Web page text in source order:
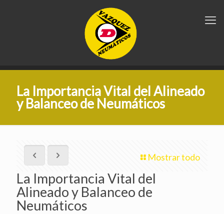
La Importancia Vital del Alineado
y Balanceo de Neumáticos
Mostrar todo
La Importancia Vital del
Alineado y Balanceo de
Neumáticos